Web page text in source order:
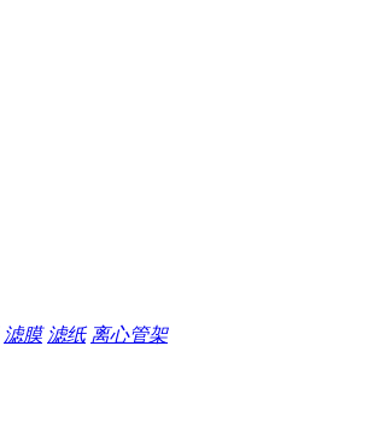
滤膜 滤纸 离心管架